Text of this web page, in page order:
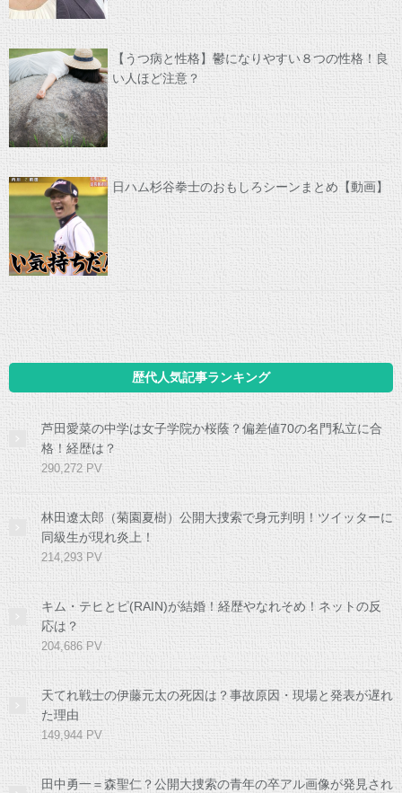
【うつ病と性格】鬱になりやすい８つの性格！良
い人ほど注意？
日ハム杉谷拳士のおもしろシーンまとめ【動画】
歴代人気記事ランキング
芦田愛菜の中学は女子学院か桜蔭？偏差値70の名門私立に合
格！経歴は？
290,272 PV
林田遼太郎（菊園夏樹）公開大捜索で身元判明！ツイッターに
同級生が現れ炎上！
214,293 PV
キム・テヒとピ(RAIN)が結婚！経歴やなれそめ！ネットの反
応は？
204,686 PV
天てれ戦士の伊藤元太の死因は？事故原因・現場と発表が遅れ
た理由
149,944 PV
田中勇一＝森聖仁？公開大捜索の青年の卒アル画像が発見され